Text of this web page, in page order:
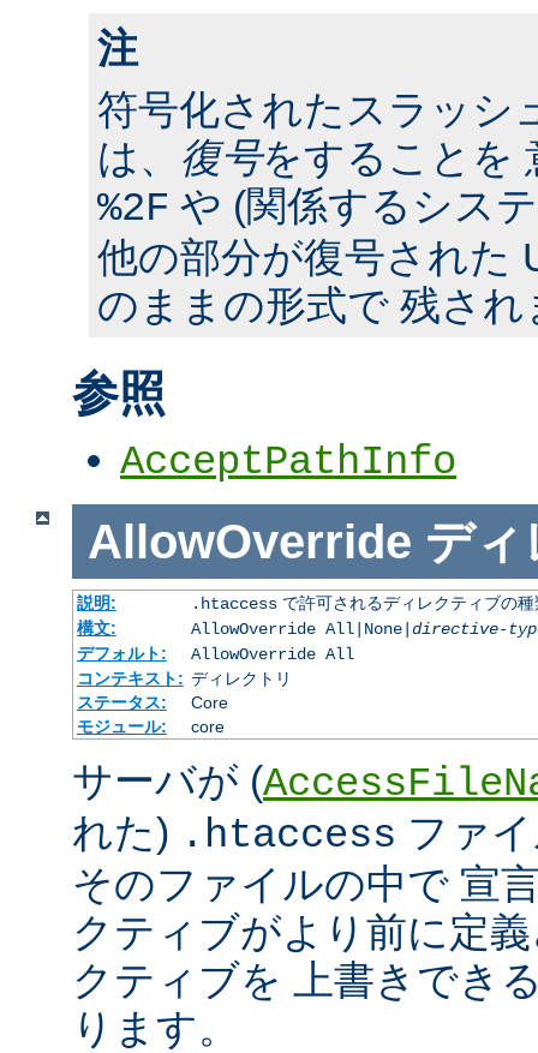
注
符号化されたスラッシ
は、 復号をすることを
%2F や (関係するシス
他の部分が復号された
のままの形式で 残され
参照
AcceptPathInfo
AllowOverride ディ
説明: .htaccessで許可されるディレクティブの種
構文:
AllowOverride All|None| directive-
デフォルト:
AllowOverride All
コンテキスト: ディレクトリ
ステータス:
Core
モジュール:
core
サーバが (
れた) .htaccess ファ
そのファイルの中で 宣
クティブがより前に定
クティブを 上書きでき
ります。